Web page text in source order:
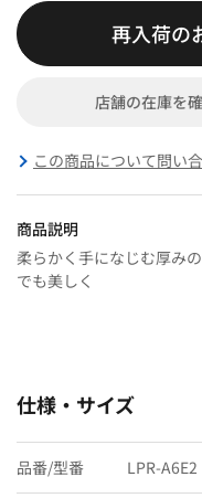
再入荷の
店舗の在庫を
この商品について問い
商品説明
柔らかく手になじむ厚み
でも美しく
仕様・サイズ
品番/型番 LPR-A6E2